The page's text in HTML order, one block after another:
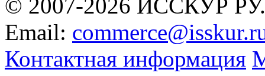
© 2007-2026 ИССКУР РУ.
Email:
Контактная информация